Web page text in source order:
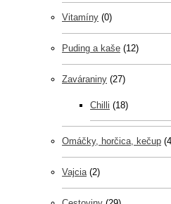
Vitamíny (0)
Puding a kaše (12)
Zaváraniny (27)
Chilli (18)
Omáčky, horčica, kečup
Vajcia (2)